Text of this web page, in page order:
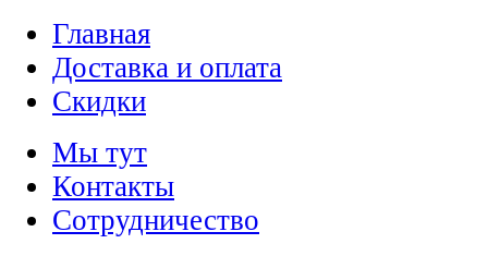
Главная
Доставка и оплата
Скидки
Мы тут
Контакты
Сотрудничество